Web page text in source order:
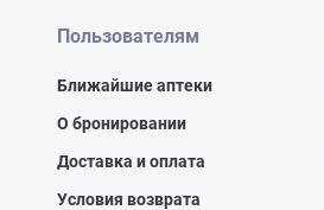
Пользователям
Ближайшие аптеки
О бронировании
Доставка и оплата
Условия возврата